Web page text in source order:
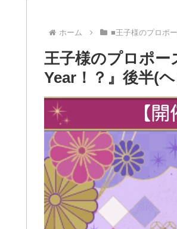
ホーム ■王子様のプロポ
王子様のプロポ
Year！？』後半(